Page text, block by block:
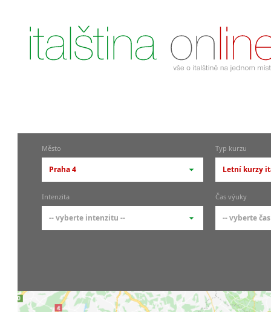
Město
Praha 4
-- vyberte město --
pražské městské části
Praha 7
Praha 9
Typ kurzu
Letní kurzy
-- vyberte
kurzy s
Intenzita
-- vyberte intenzitu --
9-14 hodin týdně
20 a více hodin týdně
Čas výuky
-- vyberte
Večerní